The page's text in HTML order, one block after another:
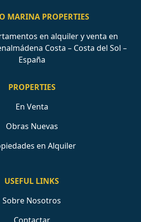
MARINA PROPERTIES
en alquiler y venta en
Costa – Costa del Sol –
España
PROPERTIES
En Venta
Obras Nuevas
en Alquiler
USEFUL LINKS
Sobre Nosotros